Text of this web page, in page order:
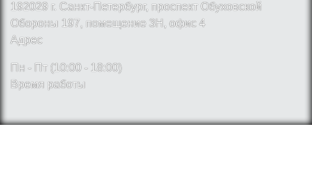
192029 г. Санкт-Петербург, проспект Обуховской
Обороны 197, помещение 3Н, офис 4
Адрес
Пн - Пт (10:00 - 18:00)
Время работы